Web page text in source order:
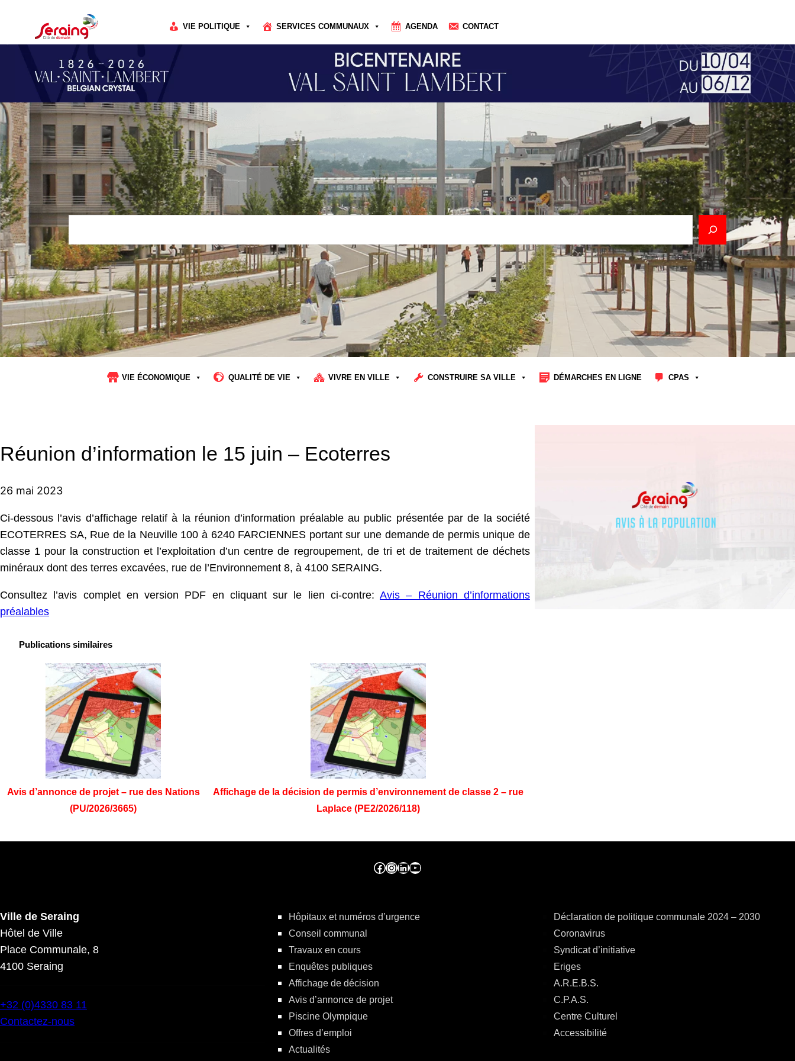
VIE POLITIQUE SERVICES COMMUNAUX AGENDA CONTACT
Rechercher
VIE ÉCONOMIQUE QUALITÉ DE VIE VIVRE EN VILLE CONSTRUIRE SA VILLE DÉMARCHES EN LIGNE CPAS
Réunion d’information le 15 juin – Ecoterres
26 mai 2023
Ci-dessous l’avis d’affichage relatif à la réunion d’information préalable au public présentée par de la société
ECOTERRES SA, Rue de la Neuville 100 à 6240 FARCIENNES portant sur une demande de permis unique de
classe 1 pour la construction et l’exploitation d’un centre de regroupement, de tri et de traitement de déchets
minéraux dont des terres excavées, rue de l’Environnement 8, à 4100 SERAING.
Consultez l’avis complet en version PDF en cliquant sur le lien ci-contre:Avis – Réunion d’informations
préalables
Publications similaires
Avis d’annonce de projet – rue des Nations
(PU/2026/3665)
Affichage de la décision de permis d’environnement de classe 2 – rue
Laplace (PE2/2026/118)
Facebook ville de seraing Instragram ville de seraing linkedin – ville de seraing YouTube
Ville de Seraing
Hôtel de Ville
Place Communale, 8
4100 Seraing
+32 (0)4330 83 11
Contactez-nous
Hôpitaux et numéros d’urgence
Conseil communal
Travaux en cours
Enquêtes publiques
Affichage de décision
Avis d’annonce de projet
Piscine Olympique
Offres d’emploi
Actualités
Déclaration de politique communale 2024 – 2030
Coronavirus
Syndicat d’initiative
Eriges
A.R.E.B.S.
C.P.A.S.
Centre Culturel
Accessibilité